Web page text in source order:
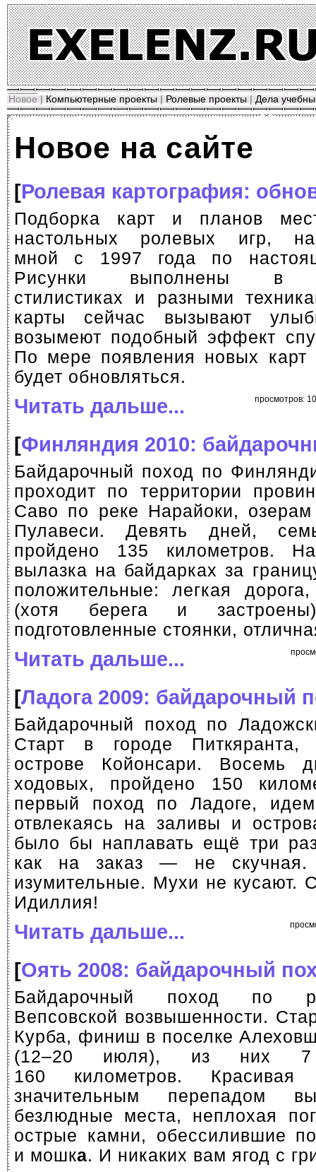
Новое | Компьютерные проекты | Ролевые проекты | Дела
Новое на сайте
[Ролевая картография:
Подборка карт и планов
настольных ролевых игр,
мной с 1997 года по
Рисунки выполнены в
стилистиках и разными
карты сейчас вызывают
возымеют подобный эффект
По мере появления новых карт
будет обновляться.
просмотров:
Читать дальше...
[Финляндия 2010:
Байдарочный поход по
проходит по территории
Саво по реке Нарайоки,
Пулавеси. Девять дней,
пройдено 135 километров.
вылазка на байдарках за
положительные: легкая
(хотя берега и
подготовленные стоянки,
Читать дальше...
[Ладога 2009: байдарочный
Байдарочный поход по
Старт в городе
острове Койонсари. Восемь
ходовых, пройдено 150
первый поход по Ладоге,
отвлекаясь на заливы и
было бы наплавать ещё три
как на заказ — не
изумительные. Мухи не кусают.
Идиллия!
Читать дальше...
[Оять 2008: байдарочный
Байдарочный поход по
Вепсовской возвышенности.
Курба, финиш в поселке
(12–20 июля), из них 7
160 километров.
значительным перепадом
безлюдные места, неплохая
острые камни, обессилившие
и мошка. И никаких вам ягод с